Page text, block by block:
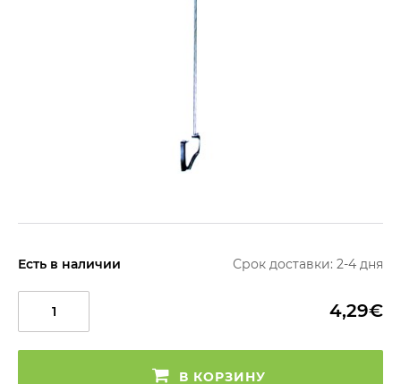
Есть в наличии Срок доставки: 2-4 дня
4,29€
В КОРЗИНУ